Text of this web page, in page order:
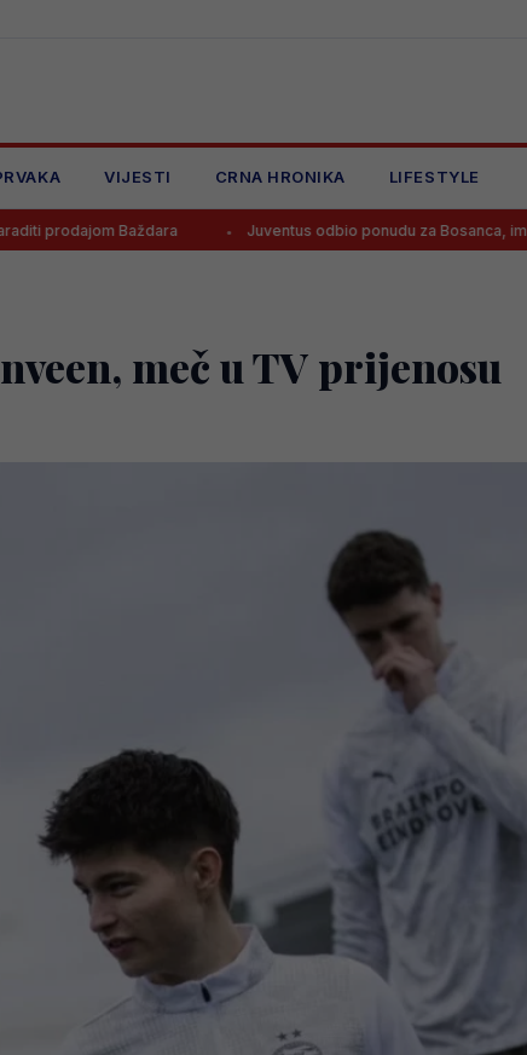
VIJESTI CRNA HRONIKA LIFESTYLE
Baždara Juventus odbio ponudu za Bosanca, imaju jasan plan!
meč u TV prijenosu